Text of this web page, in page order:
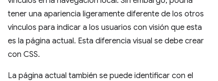
tener una apariencia ligeramente diferente de los otros
vínculos para indicar a los usuarios con visión que esta
es la página actual. Esta diferencia visual se debe crear
con CSS.
La página actual también se puede identificar con el